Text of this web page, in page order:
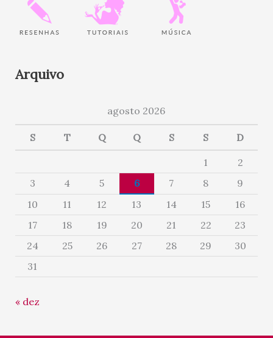
Arquivo
agosto 2026
S T Q Q S S D
1
2
3
4 5 6 7 8
9
10
11 12 13 14 15
16
17
18 19 20 21 22
23
24
25 26 27 28 29
30
31
« dez